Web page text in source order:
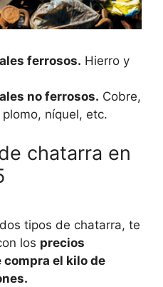
ferrosos. Hierro y
no ferrosos. Cobre,
níquel, etc.
chatarra en
tipos de chatarra, te
los precios
compra el kilo de